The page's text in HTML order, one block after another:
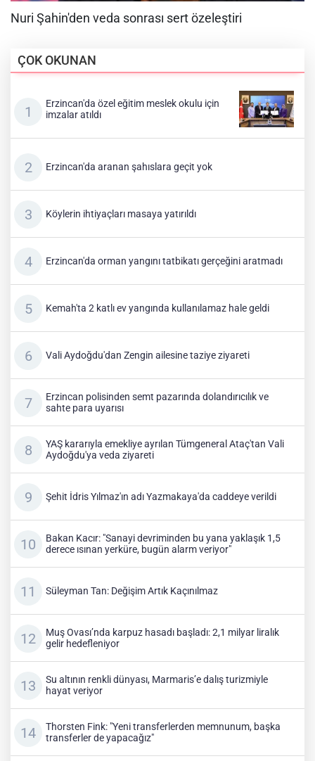
ÇOK OKUNAN
Erzincan'da özel eğitim meslek okulu için
imzalar atıldı
Erzincan'da aranan şahıslara geçit yok
Köylerin ihtiyaçları masaya yatırıldı
Erzincan'da orman yangını tatbikatı gerçeğini aratmadı
Kemah'ta 2 katlı ev yangında kullanılamaz hale geldi
Vali Aydoğdu'dan Zengin ailesine taziye ziyareti
Erzincan polisinden semt pazarında dolandırıcılık ve
sahte para uyarısı
YAŞ kararıyla emekliye ayrılan Tümgeneral Ataç'tan Vali
Aydoğdu'ya veda ziyareti
Şehit İdris Yılmaz'ın adı Yazmakaya'da caddeye verildi
Bakan Kacır: "Sanayi devriminden bu yana yaklaşık 1,5
derece ısınan yerküre, bugün alarm veriyor"
Süleyman Tan: Değişim Artık Kaçınılmaz
Muş Ovası’nda karpuz hasadı başladı: 2,1 milyar liralık
gelir hedefleniyor
Su altının renkli dünyası, Marmaris’e dalış turizmiyle
hayat veriyor
Thorsten Fink: "Yeni transferlerden memnunum, başka
transferler de yapacağız"